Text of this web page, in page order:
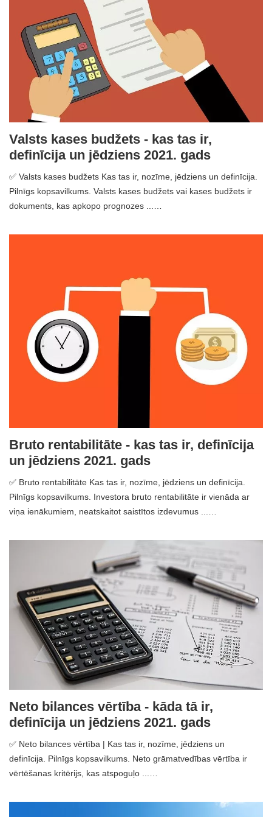
Valsts kases budžets - kas tas ir,
definīcija un jēdziens 2021. gads
✅ Valsts kases budžets Kas tas ir, nozīme, jēdziens un definīcija.
Pilnīgs kopsavilkums. Valsts kases budžets vai kases budžets ir
dokuments, kas apkopo prognozes ...…
Bruto rentabilitāte - kas tas ir, definīcija
un jēdziens 2021. gads
✅ Bruto rentabilitāte Kas tas ir, nozīme, jēdziens un definīcija.
Pilnīgs kopsavilkums. Investora bruto rentabilitāte ir vienāda ar
viņa ienākumiem, neatskaitot saistītos izdevumus ...…
Neto bilances vērtība - kāda tā ir,
definīcija un jēdziens 2021. gads
✅ Neto bilances vērtība | Kas tas ir, nozīme, jēdziens un
definīcija. Pilnīgs kopsavilkums. Neto grāmatvedības vērtība ir
vērtēšanas kritērijs, kas atspoguļo ...…